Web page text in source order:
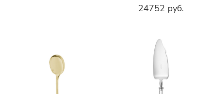
24752 руб.